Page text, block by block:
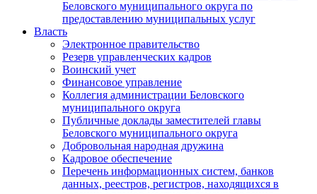
Беловского муниципального округа по
предоставлению муниципальных услуг
Власть
Электронное правительство
Резерв управленческих кадров
Воинский учет
Финансовое управление
Коллегия администрации Беловского
муниципального округа
Публичные доклады заместителей главы
Беловского муниципального округа
Добровольная народная дружина
Кадровое обеспечение
Перечень информационных систем, банков
данных, реестров, регистров, находящихся в